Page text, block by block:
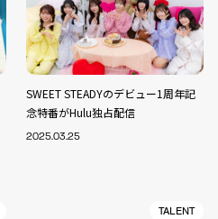
SWEET STEADYのデビュー1周年記
念特番がHulu独占配信
2025.03.25
TALENT